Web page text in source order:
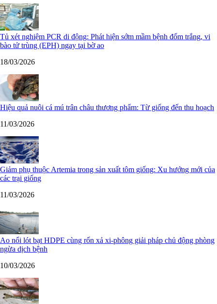
Tủ xét nghiệm PCR di động: Phát hiện sớm mầm bệnh đốm trắng, vi
bào tử trùng (EPH) ngay tại bờ ao
18/03/2026
Hiệu quả nuôi cá mú trân châu thương phẩm: Từ giống đến thu hoạch
11/03/2026
Giảm phụ thuộc Artemia trong sản xuất tôm giống: Xu hướng mới của
các trại giống
11/03/2026
Ao nổi lót bạt HDPE cùng rốn xả xi-phông giải pháp chủ động phòng
ngừa dịch bệnh
10/03/2026